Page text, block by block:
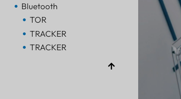
Bluetooth
TOR
TRACKER
TRACKER